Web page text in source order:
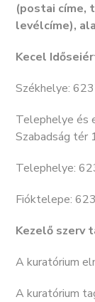
(postai címe,
levélcíme),
Kecel
Székhelye:
Telephelye és
Szabadság tér
Telephelye:
Fióktelepe:
Kezelő szerv
A kuratórium
A kuratórium